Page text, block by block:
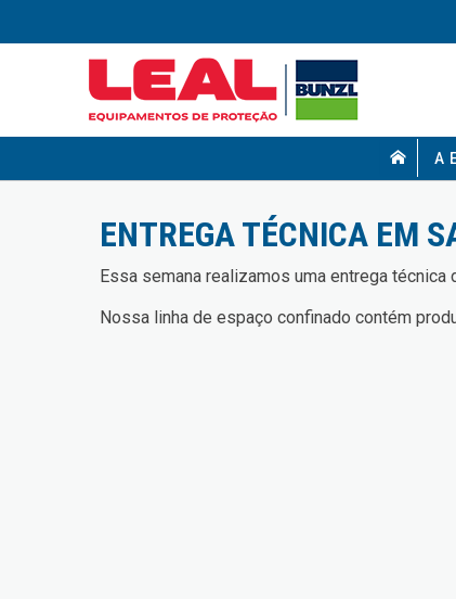
A
ENTREGA TÉCNICA EM
Essa semana realizamos uma entrega
Nossa linha de espaço confinado contém